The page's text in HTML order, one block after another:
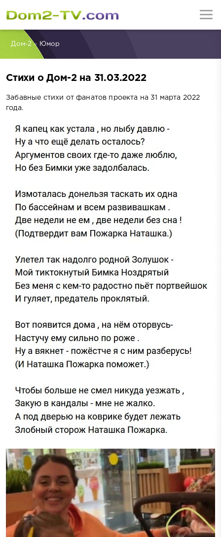
Дом-2» Юмор
Стихи о Дом-2 на 31.03.2022
Забавные стихи от фанатов проекта на 31 марта 2022
года.